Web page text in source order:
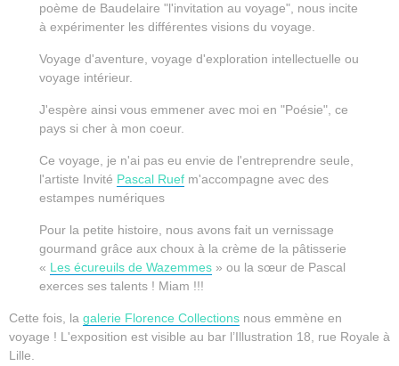
poème de Baudelaire "l'invitation au voyage", nous incite
à expérimenter les différentes visions du voyage.
Voyage d'aventure, voyage d'exploration intellectuelle ou
voyage intérieur.
J'espère ainsi vous emmener avec moi en "Poésie", ce
pays si cher à mon coeur.
Ce voyage, je n'ai pas eu envie de l'entreprendre seule,
l'artiste Invité Pascal Ruef m'accompagne avec des
estampes numériques
Pour la petite histoire, nous avons fait un vernissage
gourmand grâce aux choux à la crème de la pâtisserie
« Les écureuils de Wazemmes » ou la sœur de Pascal
exerces ses talents ! Miam !!!
Cette fois, la galerie Florence Collections nous emmène en
voyage ! L'exposition est visible au bar l’Illustration 18, rue Royale à
Lille.